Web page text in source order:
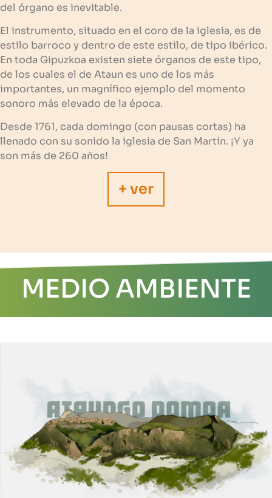
del órgano es inevitable.
El instrumento, situado en el coro de la iglesia, es de
estilo barroco y dentro de este estilo, de tipo ibérico.
En toda Gipuzkoa existen siete órganos de este tipo,
de los cuales el de Ataun es uno de los más
importantes, un magnífico ejemplo del momento
sonoro más elevado de la época.
Desde 1761, cada domingo (con pausas cortas) ha
llenado con su sonido la iglesia de San Martín. ¡Y ya
son más de 260 años!
+ ver
MEDIO AMBIENTE